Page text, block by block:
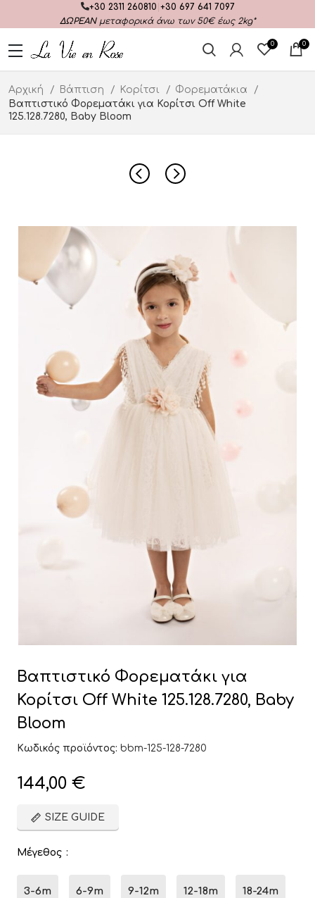
+30 2311 260810 +30 697 641 7097
ΔΩΡΕΑΝμεταφορικά άνω των 50€ έως 2kg*
0 0
Αρχική Βάπτιση Κορίτσι
Φορεματάκια
Βαπτιστικό Φορεματάκι για Κορίτσι Off White
125.128.7280, Baby Bloom
Βαπτιστικό Φορεματάκι για
Κορίτσι Off White 125.128.7280, Baby
Bloom
Κωδικός προϊόντος: bbm-125-128-7280
144,00 €
SIZE GUIDE
Μέγεθος
3-6m 6-9m 9-12m 12-18m 18-24m